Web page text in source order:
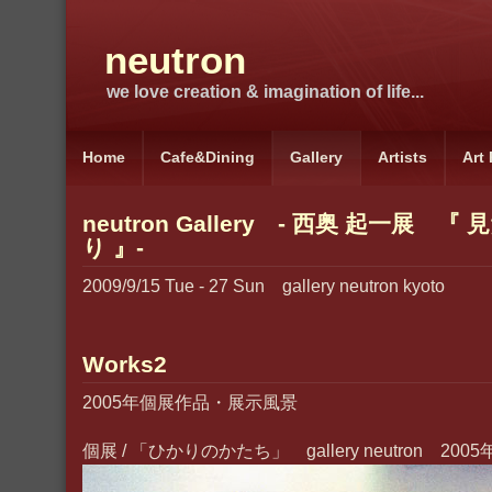
neutron
we love creation & imagination of life...
Home Cafe&Dining Gallery Artists Art
neutron Gallery - 西奥 起一展 『 見
り 』-
2009/9/15 Tue - 27 Sun gallery neutron kyoto
Works2
2005年個展作品・展示風景
個展 / 「ひかりのかたち」 gallery neutron 2005